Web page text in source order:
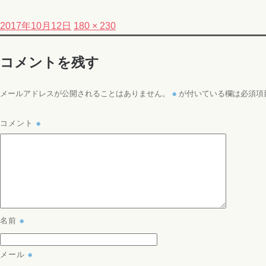
投
日:
2017年10月12日 フ
サ
ズ
180 × 230
コメントを残す
メールアドレスが公開されることはありません。 ※ が付いている欄は必須項
コメント ※
名前 ※
メール ※